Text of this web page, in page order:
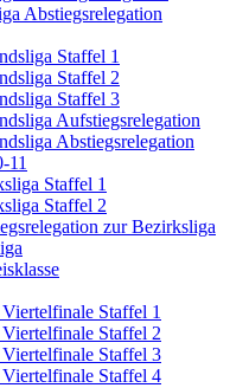
Abstiegsrelegation
Staffel 1
Staffel 2
Staffel 3
Aufstiegsrelegation
Abstiegsrelegation
11
Staffel 1
Staffel 2
zur Bezirksliga
Staffel 1
Staffel 2
Staffel 3
Staffel 4